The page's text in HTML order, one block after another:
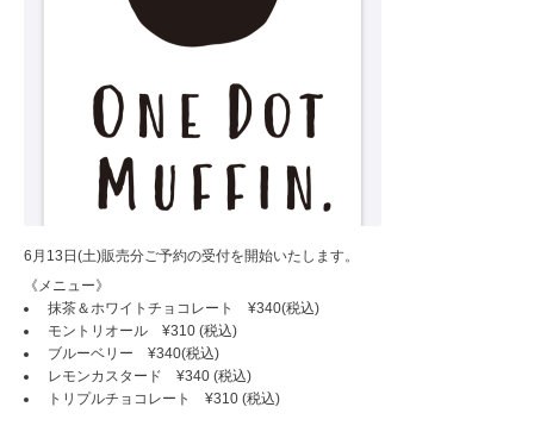
6月13日(土)販売分ご予約の受付を開始いたします。
《メニュー》
抹茶＆ホワイトチョコレート ¥340(税込)
モントリオール ¥310 (税込)
ブルーベリー ¥340(税込)
レモンカスタード ¥340 (税込)
トリプルチョコレート ¥310 (税込)